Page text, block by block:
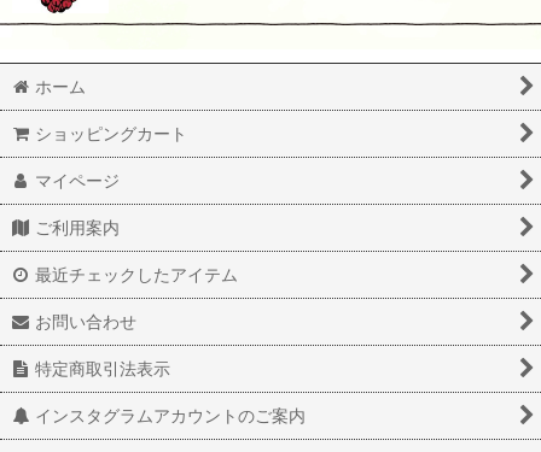
ホーム
ショッピングカート
マイページ
ご利用案内
最近チェックしたアイテム
お問い合わせ
特定商取引法表示
インスタグラムアカウントのご案内